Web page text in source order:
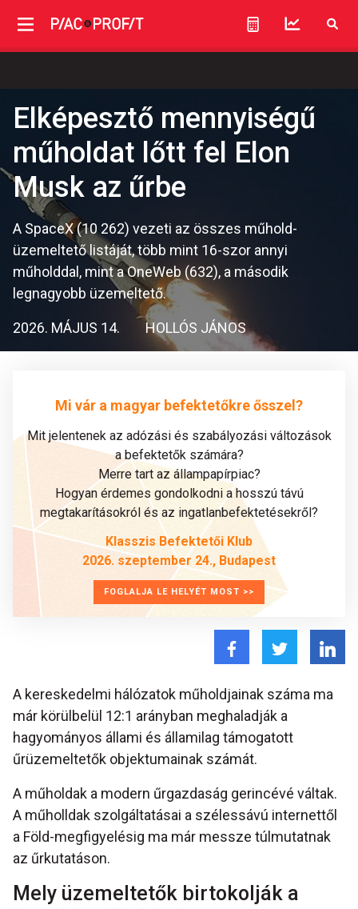
Elképesztő mennyiségű
műholdat lőtt fel Elon
Musk az űrbe
A SpaceX (10 262) vezeti az összes műhold-
üzemeltető listáját, több mint 16-szor annyi
műholddal, mint a OneWeb (632), a második
legnagyobb üzemeltető.
2026. MÁJUS 14. HOLLÓS JÁNOS
Mi vár a magyar befektetőkre ősszel?
Mit jelentenek az adózási és szabályozási változások
a befektetők számára?
Merre tart az állampapírpiac?
Hogyan érdemes gondolkodni a hosszú távú
megtakarításokról és az ingatlanbefektetésekről?
Klasszis Befektetői Klub
2026. szeptember 24., Budapest
FOGLALJA LE HELYÉT MOST >>
A kereskedelmi hálózatok műholdjainak száma ma
már körülbelül 12:1 arányban meghaladják a
hagyományos állami és államilag támogatott
űrüzemeltetők objektumainak számát.
A műholdak a modern űrgazdaság gerincévé váltak.
A műholldak szolgáltatásai a szélessávú internettől
a Föld-megfigyelésig ma már messze túlmutatnak
az űrkutatáson.
Mely üzemeltetők birtokolják a